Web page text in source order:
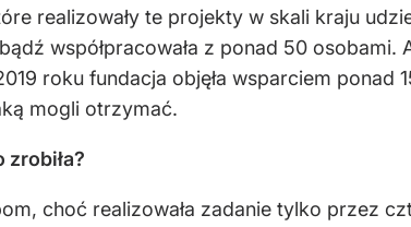
realizowały te projekty w skali kraju
współpracowała z ponad 50
roku fundacja objęła wsparciem
mogli otrzymać.
zrobiła?
choć realizowała zadanie tylko przez